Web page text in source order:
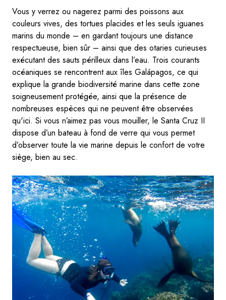
Vous y verrez ou nagerez parmi des poissons aux
couleurs vives, des tortues placides et les seuls iguanes
marins du monde – en gardant toujours une distance
respectueuse, bien sûr – ainsi que des otaries curieuses
exécutant des sauts périlleux dans l’eau. Trois courants
océaniques se rencontrent aux îles Galápagos, ce qui
explique la grande biodiversité marine dans cette zone
soigneusement protégée, ainsi que la présence de
nombreuses espèces qui ne peuvent être observées
qu'ici. Si vous n’aimez pas vous mouiller, le Santa Cruz II
dispose d’un bateau à fond de verre qui vous permet
d’observer toute la vie marine depuis le confort de votre
siège, bien au sec.